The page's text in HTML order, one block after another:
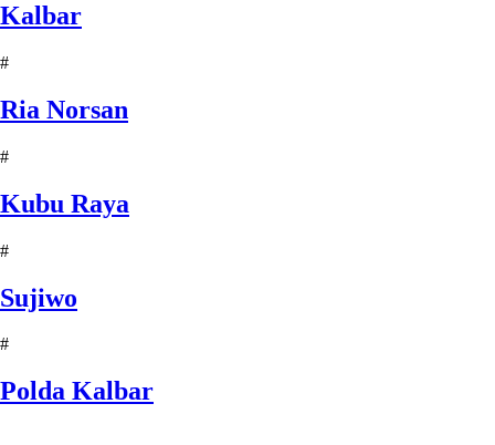
Kalbar
#
Ria Norsan
#
Kubu Raya
#
Sujiwo
#
Polda Kalbar